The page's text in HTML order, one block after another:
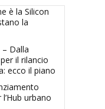
è la Silicon
la
Dalla
il rilancio
ecco il piano
urbano